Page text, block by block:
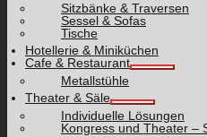
Sitzbänke & Traversen
Sessel & Sofas
Tische
Hotellerie & Miniküchen
Cafe & Restaurant
Metallstühle
Theater & Säle
Individuelle Lösungen
Kongress und Theater –